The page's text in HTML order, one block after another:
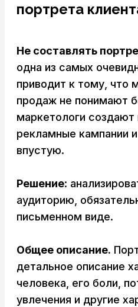
портрета
Не составлять
одна из самых
приводит к тому, что
продаж не понимают
маркетологи
рекламные кампании
впустую.
Решение:
аудиторию,
письменном виде.
Общее описание.
детальное описание
человека, его боли,
увлечения и другие